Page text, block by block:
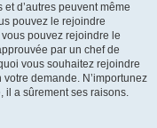
d’autres peuvent même
pouvez le rejoindre
pouvez rejoindre le
par un chef de
vous souhaitez rejoindre
demande. N’importunez
il a sûrement ses raisons.